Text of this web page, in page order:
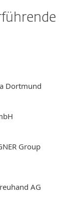
Dortmund
Group
AG